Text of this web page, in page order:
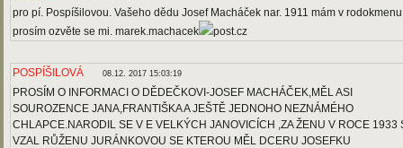
pro pí. Pospíšilovou. Vašeho dědu Josef Macháček nar. 1911 mám v
prosím ozvěte se mi. marek.machacek
post.cz
POSPÍŠILOVÁ 08.12. 2017 15:03:19
PROSÍM O INFORMACI O DĚDEČKOVI-JOSEF MACHÁČEK,MĚL ASI
SOUROZENCE JANA,FRANTIŠKA A JEŠTĚ JEDNOHO NEZNÁMÉHO
CHLAPCE.NARODIL SE V E VELKÝCH JANOVICÍCH ,ZA ŽENU V ROCE 1933
VZAL RŮŽENU JURÁNKOVOU SE KTEROU MĚL DCERU JOSEFKU